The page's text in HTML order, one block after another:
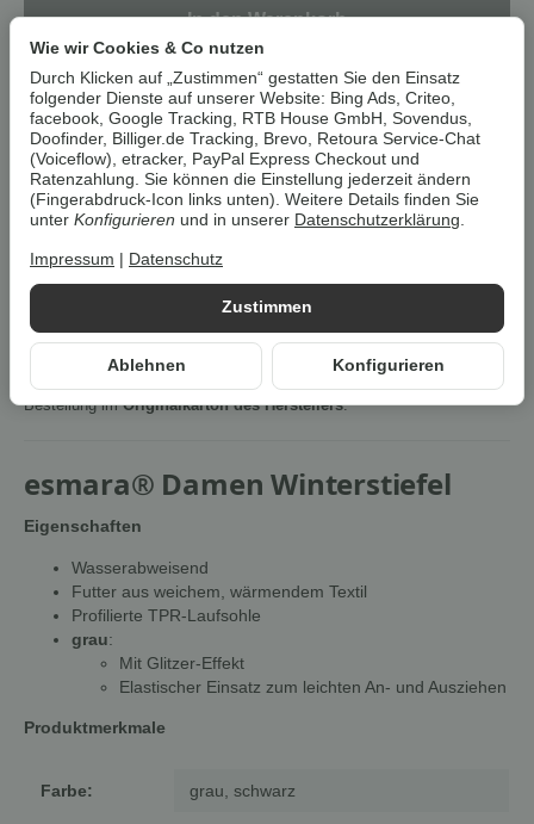
In den Warenkorb
Dieser Artikel hat Variationen. Wählen Sie bitte die
gewünschte Variation aus.
Artikelnummer: 38186
HAN:100394178
Kategorie:Damenschuhe
Beschreibung
Umwelt zu schonen
, vermeiden wir aufwendige
Umverpackungen. Wenn immer es möglich ist, versenden wir Ihre
Bestellung imOriginalkarton des Herstellers.
esmara® Damen Winterstiefel
Eigenschaften
Wasserabweisend
Futter aus weichem, wärmendem Textil
Profilierte TPR-Laufsohle
grau:
Mit Glitzer-Effekt
Elastischer Einsatz zum leichten An- und Ausziehen
Produktmerkmale
Farbe: grau, schwarz
Zustimmen
Ablehnen Konfigurieren
Wie wir Cookies & Co nutzen
Durch Klicken auf „Zustimmen“ gestatten Sie den Einsatz
folgender Dienste auf unserer Website: Bing Ads, Criteo,
facebook, Google Tracking, RTB House GmbH, Sovendus,
Doofinder, Billiger.de Tracking, Brevo, Retoura Service-Chat
(Voiceflow), etracker, PayPal Express Checkout und
Ratenzahlung. Sie können die Einstellung jederzeit ändern
(Fingerabdruck-Icon links unten). Weitere Details finden Sie
unter Konfigurieren und in unserer Datenschutzerklärung.
Impressum Datenschutz